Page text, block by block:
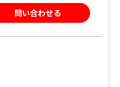
問い合わせる